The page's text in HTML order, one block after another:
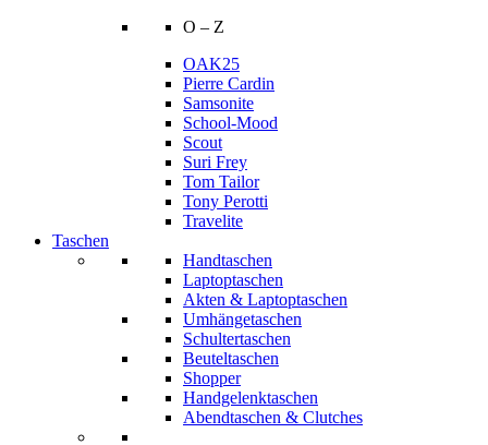
O – Z
OAK25
Pierre Cardin
Samsonite
School-Mood
Scout
Suri Frey
Tom Tailor
Tony Perotti
Travelite
Taschen
Handtaschen
Laptoptaschen
Akten & Laptoptaschen
Umhängetaschen
Schultertaschen
Beuteltaschen
Shopper
Handgelenktaschen
Abendtaschen & Clutches